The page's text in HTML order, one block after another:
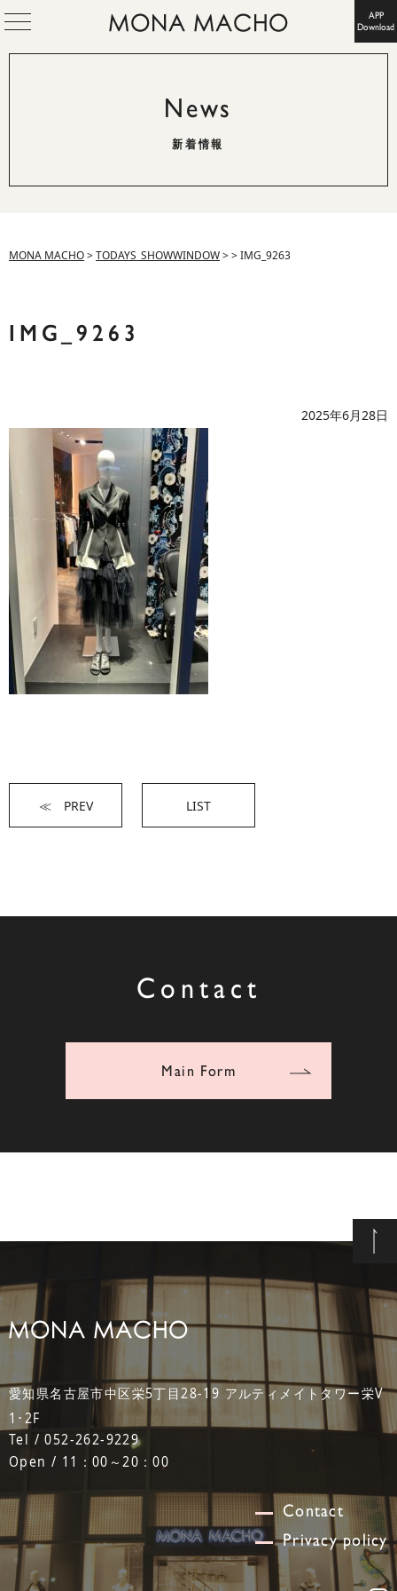
APP
Download
News
新着情報
MONA MACHO>TODAYS_SHOWWINDOW>>IMG_9263
IMG_9263
2025年6月28日
≪ PREV LIST
Contact
Main Form
愛知県名古屋市中区栄5丁目28-19 アルティメイトタワー栄V
1･2F
Tel / 052-262-9229
Open / 11：00～20：00
Contact
Privacy policy